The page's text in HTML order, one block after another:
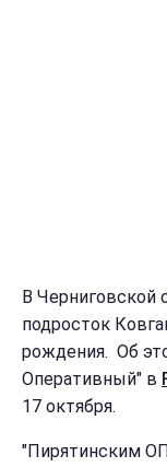
В Черниговской
подросток
рождения. Об
Оперативный" в
17 октября.
"Пирятинским